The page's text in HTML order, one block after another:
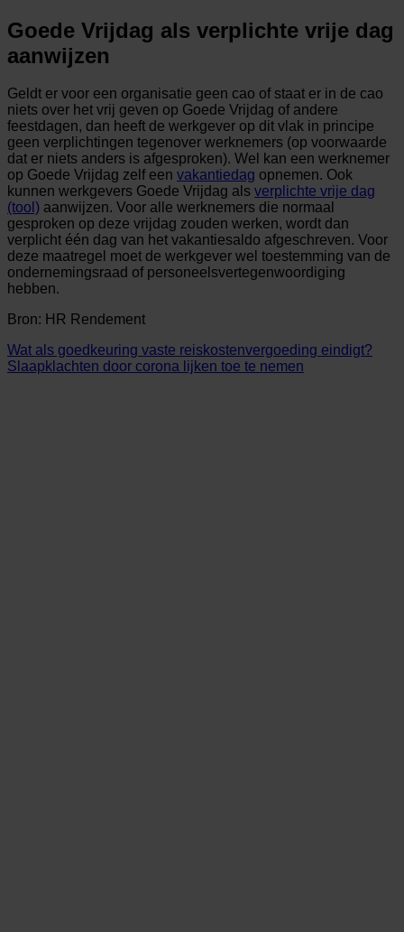
Goede Vrijdag als verplichte vrije dag
aanwijzen
Geldt er voor een organisatie geen cao of staat er in de cao
niets over het vrij geven op Goede Vrijdag of andere
feestdagen, dan heeft de werkgever op dit vlak in principe
geen verplichtingen tegenover werknemers (op voorwaarde
dat er niets anders is afgesproken). Wel kan een werknemer
op Goede Vrijdag zelf een vakantiedag opnemen. Ook
kunnen werkgevers Goede Vrijdag als verplichte vrije dag
(tool) aanwijzen. Voor alle werknemers die normaal
gesproken op deze vrijdag zouden werken, wordt dan
verplicht één dag van het vakantiesaldo afgeschreven. Voor
deze maatregel moet de werkgever wel toestemming van de
ondernemingsraad of personeelsvertegenwoordiging
hebben.
Bron: HR Rendement
Wat als goedkeuring vaste reiskostenvergoeding eindigt?
Slaapklachten door corona lijken toe te nemen